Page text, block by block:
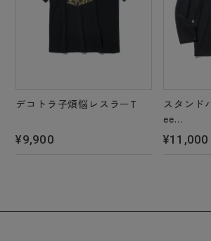
デコトラ子煩悩レスラーT
¥9,900
スタンド
ee
＊4 color’s
¥11,000